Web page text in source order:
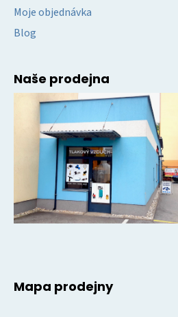
Moje objednávka
Blog
Naše prodejna
Mapa prodejny